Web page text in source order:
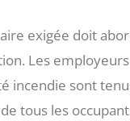
exigée doit
Les
incendie sont
tous les